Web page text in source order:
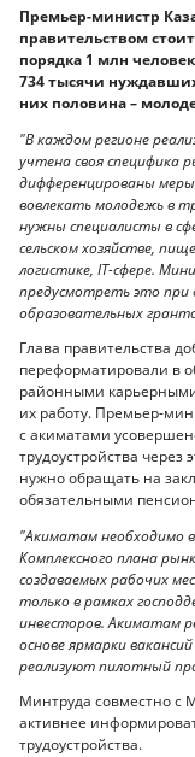
Премьер-министр
правительством
порядка 1 млн
734 тысячи
них половина –
"В каждом регионе
учтена своя специфика
дифференцированы
вовлекать молодежь в
нужны специалисты в
сельском хозяйстве,
логистике, IT-сфере.
предусмотреть это при
образовательных
Глава правительства
переформатировали в
районными
их работу. Премьер-
с акиматами
трудоустройства
нужно обращать на
обязательными
"Акиматам необходимо
Комплексного плана
создаваемых рабочих
только в рамках
инвесторов. Акиматам
основе ярмарки
реализуют пилотный
Минтруда совместно с
активнее
трудоустройства.